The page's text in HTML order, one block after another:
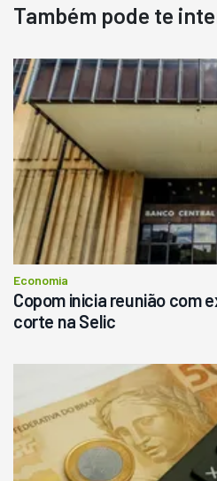
Destaque
Usado
Pá Carregadeira Cat 966
Ano 1987
R$ 145.000
Consultar
Também pode te
Economia
Copom inicia reunião com
corte na Selic